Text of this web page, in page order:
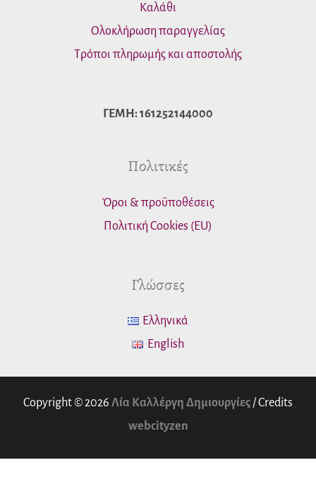
Καλάθι
Ολοκλήρωση παραγγελίας
Τρόποι πληρωμής και αποστολής
ΓΕΜΗ: 161252144000
Πολιτικές
Όροι & προϋποθέσεις
Πολιτική Cookies (EU)
Γλώσσες
Ελληνικά
English
Copyright © 2026 Λία Καλλέργη Δημιουργίες / Credits
webcityzen